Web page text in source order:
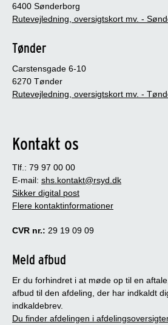
6400 Sønderborg
Rutevejledning, oversigtskort mv. -
Tønder
Carstensgade 6-10
6270 Tønder
Rutevejledning, oversigtskort mv. -
Kontakt os
Tlf.: 79 97 00 00
E-mail: shs.kontakt@rsyd.dk
Sikker digital post
Flere kontaktinformationer
CVR nr.: 29 19 09 09
Meld afbud
Er du forhindret i at møde op til en
afbud til den afdeling, der har indkaldt
indkaldebrev.
Du finder afdelingen i